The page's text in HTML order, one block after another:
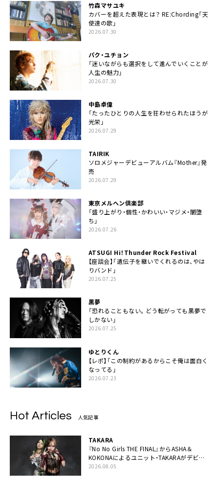
竹森マサユキ
カバーを超えた表現とは？ RE:Chording「天
使達の歌」
2026.07.30
パク・ユチョン
「迷いながらも選択をして進んでいくことが
人生の魅力」
2026.07.30
中島卓偉
「たったひとりの人生を狂わせられたほうが
光栄」
2026.07.29
TAIRIK
ソロメジャーデビューアルバム『Mother』発
売
2026.07.29
東京メルヘン倶楽部
「盛り上がり・個性・かわいい・マジメ・闇堕
ち」
2026.07.26
ATSUGI Hi！Thunder Rock Festival
【座談会】「遺伝子を継いでくれるのは、やは
りバンド」
2026.07.25
黒夢
「恐れることもない。どう転がっても黒夢で
しかない」
2026.07.25
ゆとりくん
【レポ】「この制約があるからこそ俺は面白く
なってる」
2026.07.23
Hot Articles 人気記事
TAKARA
『No No Girls THE FINAL』からASHA＆
KOKONAによるユニット・TAKARAがデビュ
ー
2026.08.05